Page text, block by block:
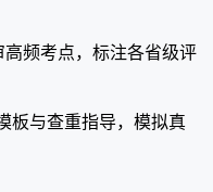
高频考点，标注各省级评
板与查重指导，模拟真